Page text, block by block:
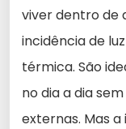
viver dentro de
incidência de
térmica. São
no dia a dia
externas. Mas